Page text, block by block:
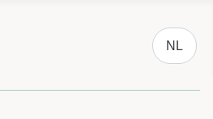
Selecteer
NL